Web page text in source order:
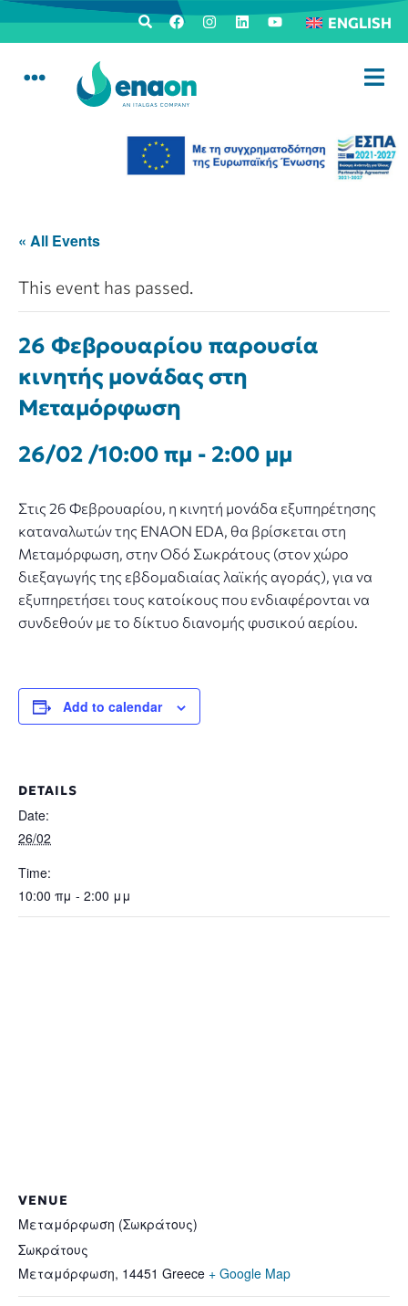
ENGLISH
« All Events
This event has passed.
26 Φεβρουαρίου παρουσία
κινητής μονάδας στη
Μεταμόρφωση
26/02 /10:00 πμ - 2:00 μμ
Στις 26 Φεβρουαρίου, η κινητή μονάδα εξυπηρέτησης
καταναλωτών της ENAON EDA, θα βρίσκεται στη
Μεταμόρφωση, στην Οδό Σωκράτους (στον χώρο
διεξαγωγής της εβδομαδιαίας λαϊκής αγοράς), για να
εξυπηρετήσει τους κατοίκους που ενδιαφέρονται να
συνδεθούν με το δίκτυο διανομής φυσικού αερίου.
Add to calendar
DETAILS
Date:
26/02
Time:
10:00 πμ - 2:00 μμ
VENUE
Μεταμόρφωση (Σωκράτους)
Σωκράτους
Μεταμόρφωση, 14451 Greece + Google Map